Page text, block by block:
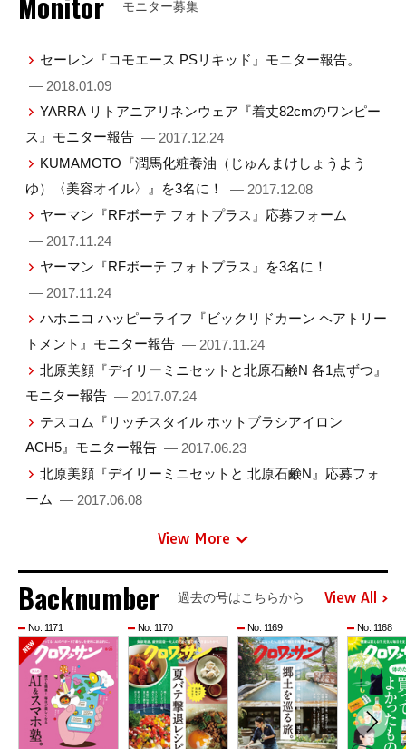
モニター募集
セーレン『コモエース PSリキッド』モニター報告。
— 2018.01.09
YARRA リトアニアリネンウェア『着丈82cmのワンピー
ス』モニター報告 — 2017.12.24
KUMAMOTO『潤馬化粧養油（じゅんまけしょうよう
ゆ）〈美容オイル〉』を3名に！
— 2017.12.08
ヤーマン『RFボーテ フォトプラス』応募フォーム
— 2017.11.24
ヤーマン『RFボーテ フォトプラス』を3名に！
— 2017.11.24
ハホニコ ハッピーライフ『ビックリドカーン ヘアトリー
トメント』モニター報告 — 2017.11.24
北原美顔『デイリーミニセットと北原石鹸N 各1点ずつ』
モニター報告 — 2017.07.24
テスコム『リッチスタイル ホットブラシアイロン
ACH5』モニター報告 — 2017.06.23
北原美顔『デイリーミニセットと 北原石鹸N』応募フォ
ーム — 2017.06.08
View More
Backnumber 過去の号はこちらから View All
No. 1171 No. 1170 No. 1169 No. 1168